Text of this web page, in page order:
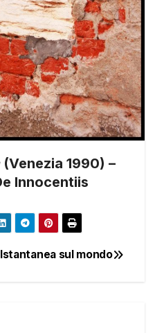
(Venezia 1990) –
Innocentiis
Istantanea sul mondo